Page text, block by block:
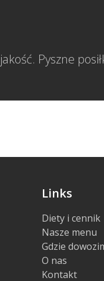
Pyszne
Links
Diety i cennik
Nasze menu
Gdzie
O nas
Kontakt